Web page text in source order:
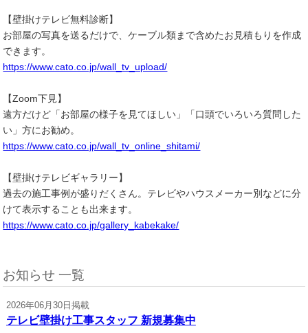
【壁掛けテレビ無料診断】
お部屋の写真を送るだけで、ケーブル類まで含めたお見積もりを作成
できます。
https://www.cato.co.jp/wall_tv_upload/
【Zoom下見】
遠方だけど「お部屋の様子を見てほしい」「口頭でいろいろ質問した
い」方にお勧め。
https://www.cato.co.jp/wall_tv_online_shitami/
【壁掛けテレビギャラリー】
過去の施工事例が盛りだくさん。テレビやハウスメーカー別などに分
けて表示することも出来ます。
https://www.cato.co.jp/gallery_kabekake/
お知らせ 一覧
2026年06月30日掲載
テレビ壁掛け工事スタッフ 新規募集中